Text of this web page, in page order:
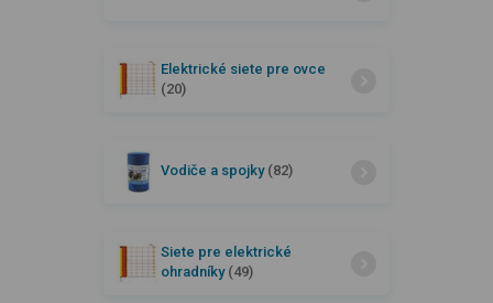
Elektrické siete pre ovce
(20)
Vodiče a spojky (82)
Siete pre elektrické
ohradníky (49)